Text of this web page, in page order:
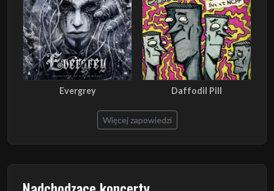
Evergrey Daffodil Pill
Więcej zapowiedzi